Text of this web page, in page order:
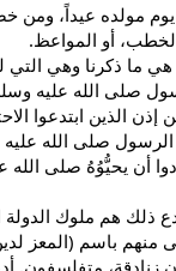
مولده عيداً، ومن
الخطب، أو المواعظ.
هي ما ذكرنا وهي التي
صلى الله عليه وسلم
الذين ابتدعوا
صلى الله عليه
أن يحيُّوُهُ صلى الله
ذلك هم ملوك
منهم باسم (المعز
زنادقة، متفلسفون.